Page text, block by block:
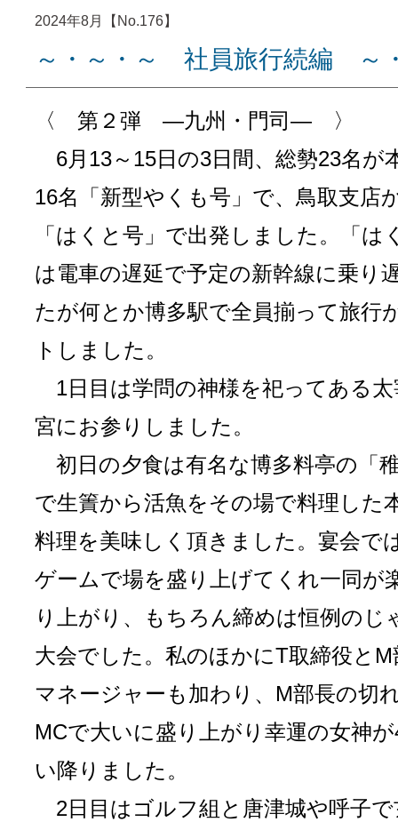
2024年8月【No.176】
～・～・～ 社員旅行続編 ～
〈 第２弾 ―九州・門司― 〉
6月13～15日の3日間、総勢23名が
16名「新型やくも号」で、鳥取支店
「はくと号」で出発しました。「は
は電車の遅延で予定の新幹線に乗り
たが何とか博多駅で全員揃って旅行
トしました。
1日目は学問の神様を祀ってある太
宮にお参りしました。
初日の夕食は有名な博多料亭の「
で生簀から活魚をその場で料理した
料理を美味しく頂きました。宴会で
ゲームで場を盛り上げてくれ一同が
り上がり、もちろん締めは恒例のじ
大会でした。私のほかにT取締役とM
マネージャーも加わり、M部長の切
MCで大いに盛り上がり幸運の女神
い降りました。
2日目はゴルフ組と唐津城や呼子で